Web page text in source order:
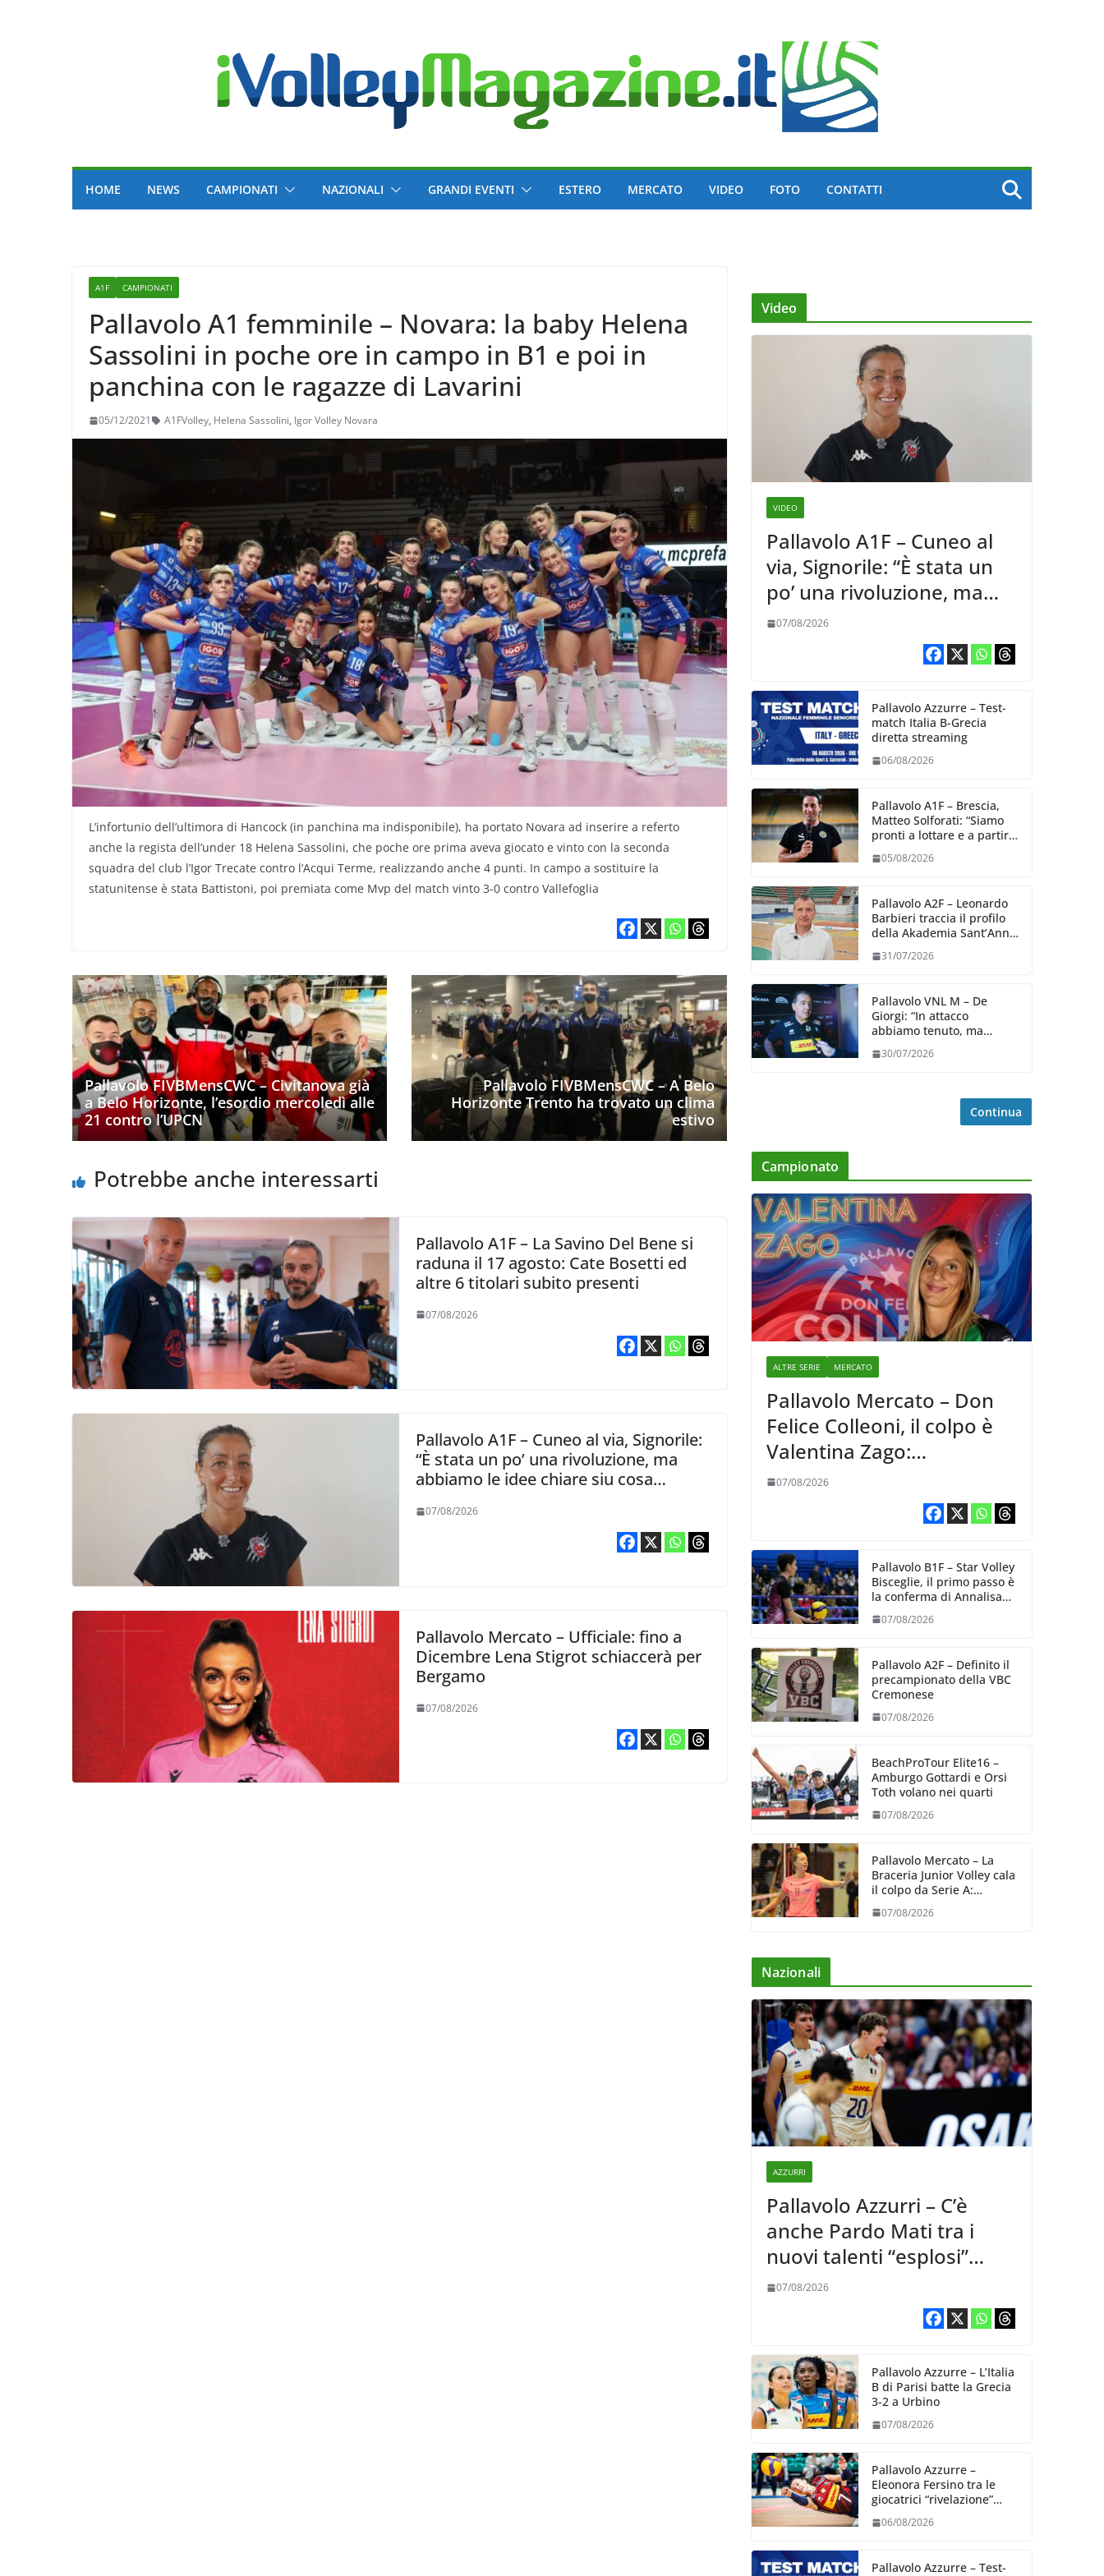
HOME NEWS CAMPIONATI NAZIONALI GRANDI EVENTI ESTERO MERCATO VIDEO FOTO CONTATTI
A1F CAMPIONATI
Pallavolo A1 femminile – Novara: la baby Helena
Sassolini in poche ore in campo in B1 e poi in
panchina con le ragazze di Lavarini
05/12/2021 A1FVolley, Helena Sassolini, Igor Volley Novara
L’infortunio dell’ultimora di Hancock (in panchina ma indisponibile), ha portato Novara ad inserire a referto
anche la regista dell’under 18 Helena Sassolini, che poche ore prima aveva giocato e vinto con la seconda
squadra del club l’Igor Trecate contro l’Acqui Terme, realizzando anche 4 punti. In campo a sostituire la
statunitense è stata Battistoni, poi premiata come Mvp del match vinto 3-0 contro Vallefoglia
Pallavolo FIVBMensCWC – Civitanova già
a Belo Horizonte, l’esordio mercoledì alle
21 contro l’UPCN
Pallavolo FIVBMensCWC – A Belo
Horizonte Trento ha trovato un clima
estivo
Potrebbe anche interessarti
Pallavolo A1F – La Savino Del Bene si
raduna il 17 agosto: Cate Bosetti ed
altre 6 titolari subito presenti
07/08/2026
Pallavolo A1F – Cuneo al via, Signorile:
“È stata un po’ una rivoluzione, ma
abbiamo le idee chiare siu cosa
07/08/2026
Pallavolo Mercato – Ufficiale: fino a
Dicembre Lena Stigrot schiaccerà per
Bergamo
07/08/2026
Video
VIDEO
Pallavolo A1F – Cuneo al
via, Signorile: “È stata un
po’ una rivoluzione, ma
abbiamo le idee chiare siu
cosa vogliamo fare”
07/08/2026
Pallavolo Azzurre – Test-
match Italia B-Grecia
diretta streaming
06/08/2026
Pallavolo A1F – Brescia,
Matteo Solforati: “Siamo
pronti a lottare e a partire
giorno”
05/08/2026
Pallavolo A2F – Leonardo
Barbieri traccia il profilo
della Akademia Sant’Anna
31/07/2026
Pallavolo VNL M – De
Giorgi: “In attacco
abbiamo tenuto, ma
dalla prestazione in
30/07/2026
Continua
Campionato
ALTRE SERIE MERCATO
Pallavolo Mercato – Don
Felice Colleoni, il colpo è
Valentina Zago:
esperienza e oltre 5.000
punti al servizio di
07/08/2026
Pallavolo B1F – Star Volley
Bisceglie, il primo passo è
la conferma di Annalisa
Mileno
07/08/2026
Pallavolo A2F – Definito il
precampionato della VBC
Cremonese
07/08/2026
BeachProTour Elite16 –
Amburgo Gottardi e Orsi
Toth volano nei quarti
07/08/2026
Pallavolo Mercato – La
Braceria Junior Volley cala
il colpo da Serie A:
Barbara Varaldo è il nuovo
riferimento dell’attacco
07/08/2026
Nazionali
AZZURRI
Pallavolo Azzurri – C’è
anche Pardo Mati tra i
nuovi talenti “esplosi”
nella VNL 2026 per
07/08/2026
Pallavolo Azzurre – L’Italia
B di Parisi batte la Grecia
3-2 a Urbino
07/08/2026
Pallavolo Azzurre –
Eleonora Fersino tra le
giocatrici “rivelazione”
Volleyball World
06/08/2026
Pallavolo Azzurre – Test-